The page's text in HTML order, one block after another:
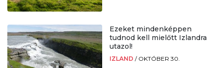
Ezeket mindenképpen
tudnod kell mielőtt Izlandra
utazol!
IZLAND / OKTÓBER 30.